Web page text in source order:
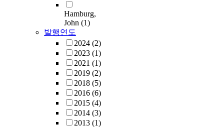
Hamburg,
John (1)
발행연도
2024 (2)
2023 (1)
2021 (1)
2019 (2)
2018 (5)
2016 (6)
2015 (4)
2014 (3)
2013 (1)